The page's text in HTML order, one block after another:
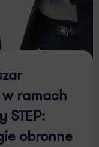
ramach
obronne